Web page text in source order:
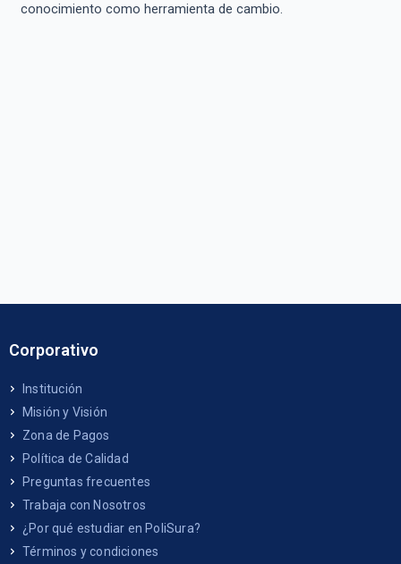
conocimiento como herramienta de cambio.
Corporativo
Institución
Misión y Visión
Zona de Pagos
Política de Calidad
Preguntas frecuentes
Trabaja con Nosotros
¿Por qué estudiar en PoliSura?
Términos y condiciones